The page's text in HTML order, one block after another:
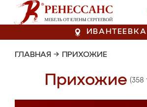
ИВАНТЕЕВКА
ГЛАВНАЯ → ПРИХОЖИЕ
Прихожие (358